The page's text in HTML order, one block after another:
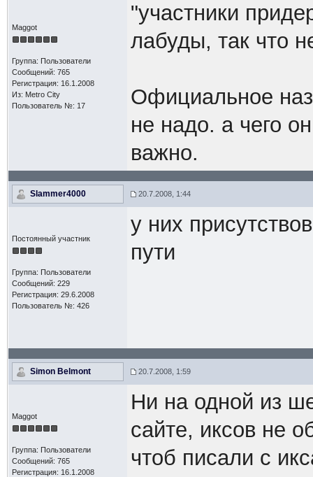
Maggot
Группа: Пользователи
Сообщений: 765
Регистрация: 16.1.2008
Из: Metro City
Пользователь №: 17
"участники
лабуды, так что
Официальное
не надо. а чего
важно.
Slammer4000 20.7.2008, 1:44
Постоянный участник
Группа: Пользователи
Сообщений: 229
Регистрация: 29.6.2008
Пользователь №: 426
у них
пути
Simon Belmont 20.7.2008, 1:59
Maggot
Группа: Пользователи
Сообщений: 765
Регистрация: 16.1.2008
Ни на одной из
сайте, иксов не
чтоб писали с